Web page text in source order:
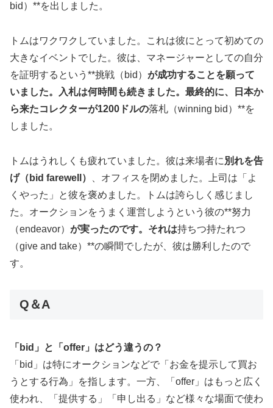
bid）**を出しました。
トムはワクワクしていました。これは彼にとって初めての
大きなイベントでした。彼は、マネージャーとしての自分
を証明するという**挑戦（bid） が成功することを願って
いました。入札は何時間も続きました。最終的に、日本か
ら来たコレクターが1200ドルの落札（winning bid）**を
しました。
トムはうれしくも疲れていました。彼は来場者に 別れを告
げ（bid farewell）
、オフィスを閉めました。上司は「よ
くやった」と彼を褒めました。トムは誇らしく感じまし
た。オークションをうまく運営しようという彼の**努力
（endeavor） が実ったのです。それは持ちつ持たれつ
（give and take）**の瞬間でしたが、彼は勝利したので
す。
Q＆A
「bid」と「offer」はどう違うの？
「bid」は特にオークションなどで「お金を提示して買お
うとする行為」を指します。一方、「offer」はもっと広く
使われ、「提供する」「申し出る」など様々な場面で使わ